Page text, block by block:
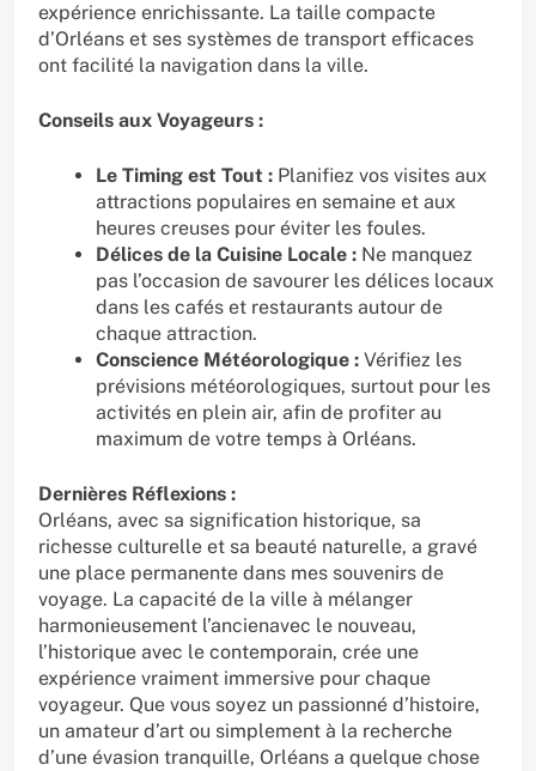
expérience enrichissante. La taille compacte
d’Orléans et ses systèmes de transport efficaces
ont facilité la navigation dans la ville.
Conseils aux Voyageurs :
Le Timing est Tout : Planifiez vos visites aux
attractions populaires en semaine et aux
heures creuses pour éviter les foules.
Délices de la Cuisine Locale : Ne manquez
pas l’occasion de savourer les délices locaux
dans les cafés et restaurants autour de
chaque attraction.
Conscience Météorologique : Vérifiez les
prévisions météorologiques, surtout pour les
activités en plein air, afin de profiter au
maximum de votre temps à Orléans.
Dernières Réflexions :
Orléans, avec sa signification historique, sa
richesse culturelle et sa beauté naturelle, a gravé
une place permanente dans mes souvenirs de
voyage. La capacité de la ville à mélanger
harmonieusement l’ancienavec le nouveau,
l’historique avec le contemporain, crée une
expérience vraiment immersive pour chaque
voyageur. Que vous soyez un passionné d’histoire,
un amateur d’art ou simplement à la recherche
d’une évasion tranquille, Orléans a quelque chose